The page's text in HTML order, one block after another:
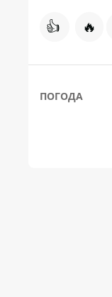
👍 🔥
ПОГОДА